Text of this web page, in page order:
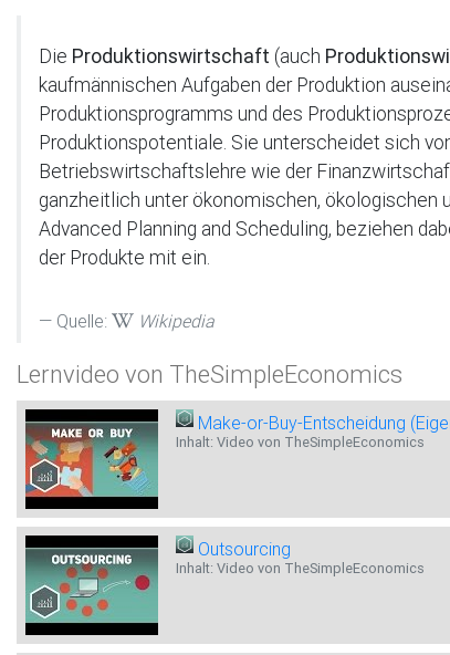
Die Produktionswirtschaft (auch
kaufmännischen Aufgaben der Produktion
Produktionsprogramms und des
Produktionspotentiale. Sie unterscheidet sich
Betriebswirtschaftslehre wie der
ganzheitlich unter ökonomischen, ökologischen
Advanced Planning and Scheduling, beziehen
der Produkte mit ein.
Quelle: Wikipedia
Lernvideo von TheSimpleEconomics
Make-or-Buy-Entscheidung
Inhalt: Video von TheSimpleEconomics
Outsourcing
Inhalt: Video von TheSimpleEconomics